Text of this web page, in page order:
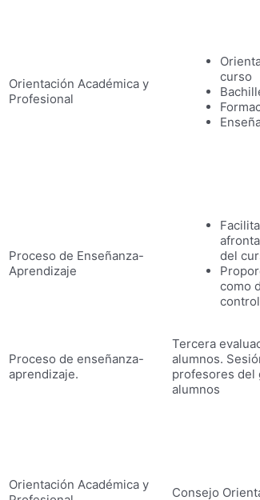
Orientación Académica y
Profesional
curso
Proceso de Enseñanza-
Aprendizaje
del
como
Proceso de enseñanza-
aprendizaje.
Tercera
alumnos.
profesores del
alumnos
Orientación Académica y
Consejo